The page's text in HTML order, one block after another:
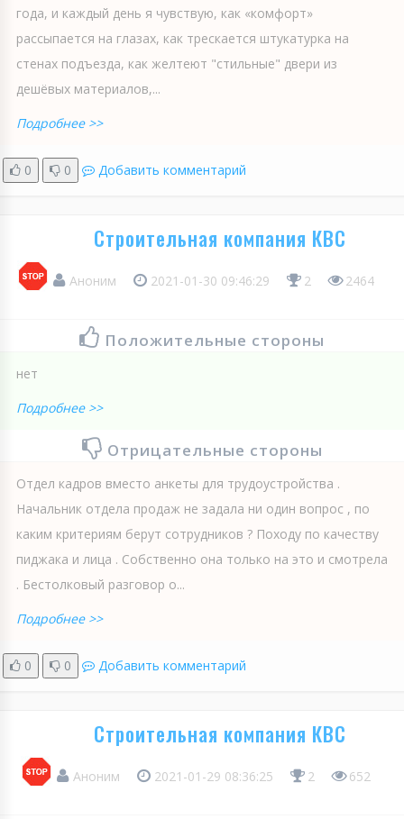
года, и каждый день я чувствую, как «комфорт»
рассыпается на глазах, как трескается штукатурка на
стенах подъезда, как желтеют "стильные" двери из
дешёвых материалов,...
Подробнее >>
0 0 Добавить комментарий
Строительная компания КВС
Аноним 2021-01-30 09:46:29 2 2464
Положительные стороны
нет
Подробнее >>
Отрицательные стороны
Отдел кадров вместо анкеты для трудоустройства .
Начальник отдела продаж не задала ни один вопрос , по
каким критериям берут сотрудников ? Походу по качеству
пиджака и лица . Собственно она только на это и смотрела
. Бестолковый разговор о...
Подробнее >>
0 0 Добавить комментарий
Строительная компания КВС
Аноним 2021-01-29 08:36:25 2 652